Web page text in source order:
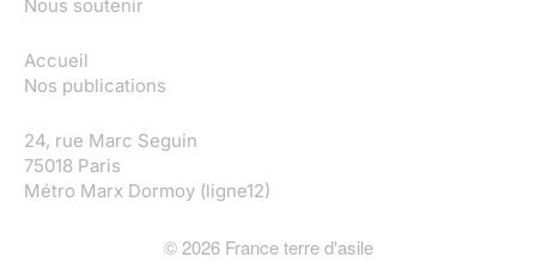
Nous soutenir
Accueil
Nos publications
24, rue Marc Seguin
75018 Paris
Métro Marx Dormoy (ligne12)
©2026France terre d'asile